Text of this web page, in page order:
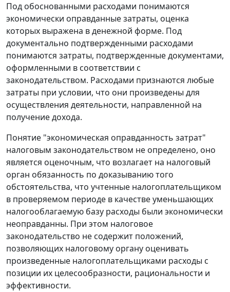
Под обоснованными расходами понимаются
экономически оправданные затраты, оценка
которых выражена в денежной форме. Под
документально подтвержденными расходами
понимаются затраты, подтвержденные документами,
оформленными в соответствии с
законодательством. Расходами признаются любые
затраты при условии, что они произведены для
осуществления деятельности, направленной на
получение дохода.
Понятие "экономическая оправданность затрат"
налоговым законодательством не определено, оно
является оценочным, что возлагает на налоговый
орган обязанность по доказыванию того
обстоятельства, что учтенные налогоплательщиком
в проверяемом периоде в качестве уменьшающих
налогооблагаемую базу расходы были экономически
неоправданны. При этом налоговое
законодательство не содержит положений,
позволяющих налоговому органу оценивать
произведенные налогоплательщиками расходы с
позиции их целесообразности, рациональности и
эффективности.